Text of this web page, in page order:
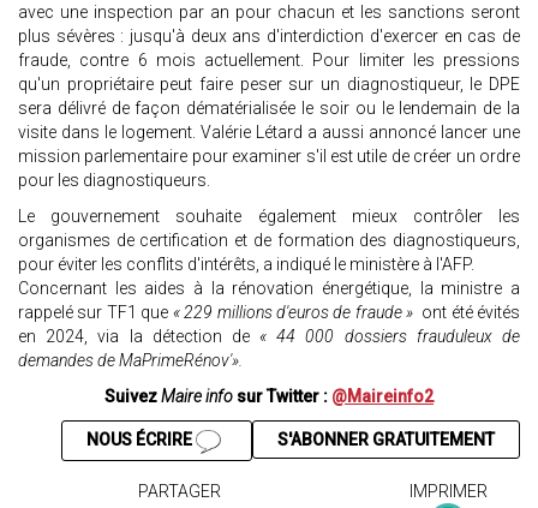
avec une inspection par an pour chacun et les sanctions seront
plus sévères : jusqu'à deux ans d'interdiction d'exercer en cas de
fraude, contre 6 mois actuellement. Pour limiter les pressions
qu'un propriétaire peut faire peser sur un diagnostiqueur, le DPE
sera délivré de façon dématérialisée le soir ou le lendemain de la
visite dans le logement. Valérie Létard a aussi annoncé lancer une
mission parlementaire pour examiner s'il est utile de créer un ordre
pour les diagnostiqueurs.
Le gouvernement souhaite également mieux contrôler les
organismes de certification et de formation des diagnostiqueurs,
pour éviter les conflits d'intérêts, a indiqué le ministère à l'AFP.
Concernant les aides à la rénovation énergétique, la ministre a
rappelé sur TF1 que « 229 millions d'euros de fraude » ont été évités
en 2024, via la détection de « 44 000 dossiers frauduleux de
demandes de MaPrimeRénov'».
SuivezMaire info sur Twitter : @Maireinfo2
S'ABONNER GRATUITEMENT
NOUS ÉCRIRE
PARTAGER IMPRIMER